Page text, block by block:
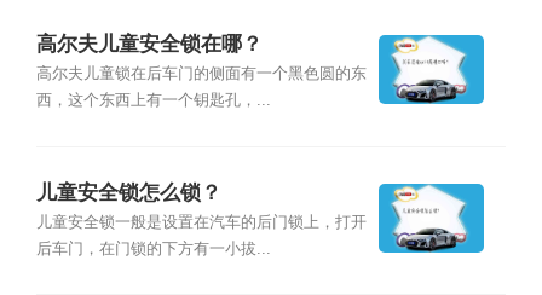
高尔夫儿童安全锁在哪？
高尔夫儿童锁在后车门的侧面有一个黑色圆的东
西，这个东西上有一个钥匙孔，...
儿童安全锁怎么锁？
儿童安全锁一般是设置在汽车的后门锁上，打开
后车门，在门锁的下方有一小拔...